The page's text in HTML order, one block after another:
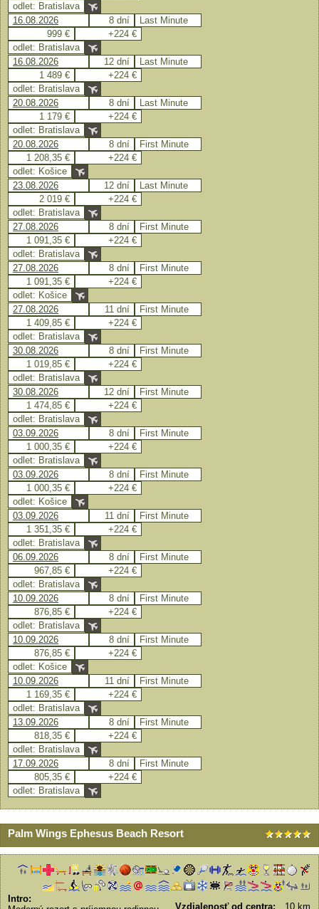
odlet: Bratislava
16.08.2026
8 dní
Last Minute
999 €
+224 €
odlet: Bratislava
16.08.2026
12 dní
Last Minute
1 489 €
+224 €
odlet: Bratislava
20.08.2026
8 dní
Last Minute
1 179 €
+224 €
odlet: Bratislava
20.08.2026
8 dní
First Minute
1 208,35 €
+224 €
odlet: Košice
23.08.2026
12 dní
Last Minute
2 019 €
+224 €
odlet: Bratislava
27.08.2026
8 dní
First Minute
1 091,35 €
+224 €
odlet: Bratislava
27.08.2026
8 dní
First Minute
1 091,35 €
+224 €
odlet: Košice
27.08.2026
11 dní
First Minute
1 409,85 €
+224 €
odlet: Bratislava
30.08.2026
8 dní
First Minute
1 019,85 €
+224 €
odlet: Bratislava
30.08.2026
12 dní
First Minute
1 474,85 €
+224 €
odlet: Bratislava
03.09.2026
8 dní
First Minute
1 000,35 €
+224 €
odlet: Bratislava
03.09.2026
8 dní
First Minute
1 000,35 €
+224 €
odlet: Košice
03.09.2026
11 dní
First Minute
1 351,35 €
+224 €
odlet: Bratislava
06.09.2026
8 dní
First Minute
967,85 €
+224 €
odlet: Bratislava
10.09.2026
8 dní
First Minute
876,85 €
+224 €
odlet: Bratislava
10.09.2026
8 dní
First Minute
876,85 €
+224 €
odlet: Košice
10.09.2026
11 dní
First Minute
1 169,35 €
+224 €
odlet: Bratislava
13.09.2026
8 dní
First Minute
818,35 €
+224 €
odlet: Bratislava
17.09.2026
8 dní
First Minute
805,35 €
+224 €
odlet: Bratislava
Palm Wings Ephesus Beach Resort
Vzdialenosť od centra: 10 km
Intro: